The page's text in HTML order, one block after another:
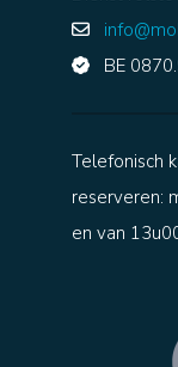
BE
Telefonisch
reserveren:
en van